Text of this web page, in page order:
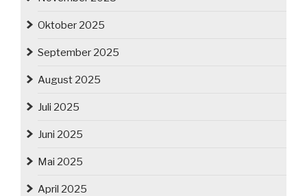
Oktober 2025
September 2025
August 2025
Juli 2025
Juni 2025
Mai 2025
April 2025